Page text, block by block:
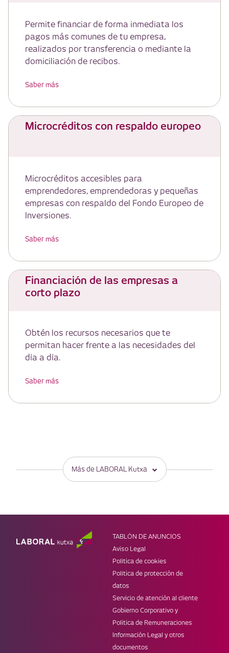
Permite financiar de forma inmediata los
pagos más comunes de tu empresa,
realizados por transferencia o mediante la
domiciliación de recibos.
Saber más
Microcréditos con respaldo europeo
Microcréditos accesibles para
emprendedores, emprendedoras y pequeñas
empresas con respaldo del Fondo Europeo de
Inversiones.
Saber más
Financiación de las empresas a
corto plazo
Obtén los recursos necesarios que te
permitan hacer frente a las necesidades del
día a día.
Saber más
Más de LABORAL Kutxa
Obtener liquidez
TPV
Gaztenpresa
Mondragon Hospitality
WEBS DE LK
Web corporativa
Blog Zuretzat
Trabaja con nosotros
TABLÓN DE ANUNCIOS
Aviso Legal
Política de cookies
Política de protección de
datos
Servicio de atención al cliente
Gobierno Corporativo y
Politica de Remuneraciones
Información Legal y otros
documentos